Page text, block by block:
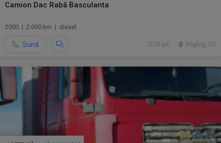
Camion Dac Rabă Basculanta
2000 | 2.000 km | diesel
Sună Haghig, CV
25 jul.